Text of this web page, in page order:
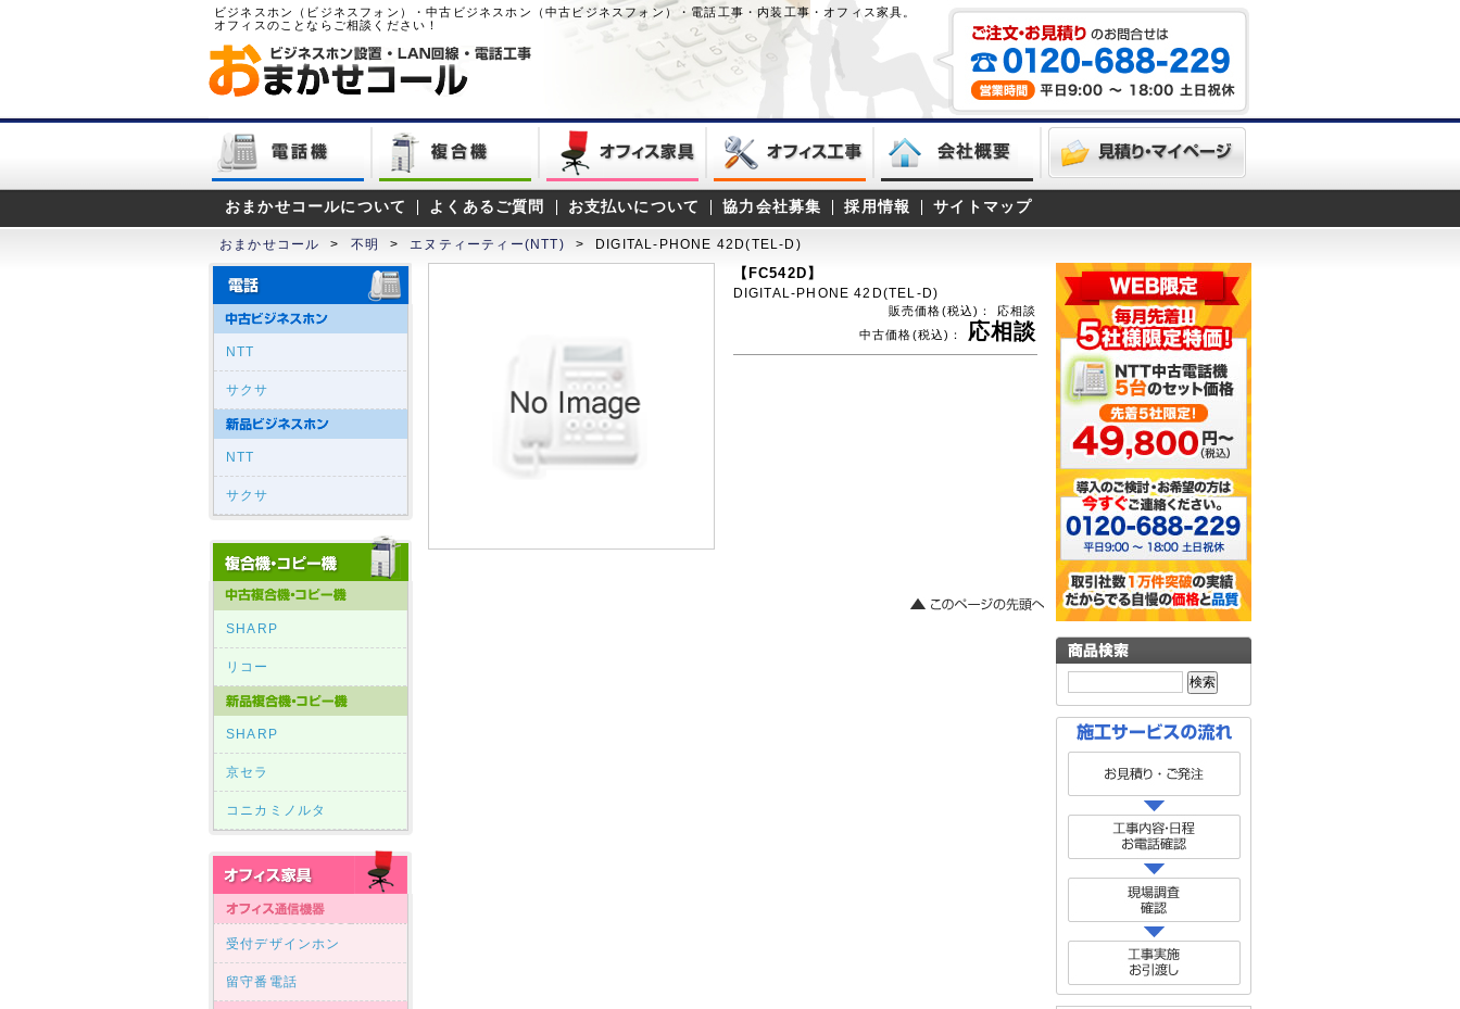
ビジネスホン（ビジネスフォン）・中古ビジネスホン（中古ビジネスフォン）・電話工事・内装工事・オフィス家具。
オフィスのことならご相談ください！
おまかせコールについて よくあるご質問 お支払いについて 協力会社募集 採用情報 サイトマップ
おまかせコール > 不明 > エヌティーティー(NTT) > DIGITAL-PHONE 42D(TEL-D)
NTT
サクサ
NTT
サクサ
SHARP
リコー
SHARP
京セラ
コニカミノルタ
受付デザインホン
留守番電話
【FC542D】
DIGITAL-PHONE 42D(TEL-D)
販売価格(税込)：
応相談
中古価格(税込)：
応相談